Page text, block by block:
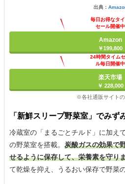
出典：
毎日お得なタ
セール開催中
Amazon
￥199,800
24時間タイム
ル毎日開催中
楽天市場
￥ 228,000
※各社通販サイト
「新鮮スリープ野菜室」でみず
冷蔵室の「まるごとチルド」に加え
の野菜室を搭載。 炭酸ガスの効果で
せるように保存して、栄養素を守り
て乾燥を抑え、うるおい保存で野菜